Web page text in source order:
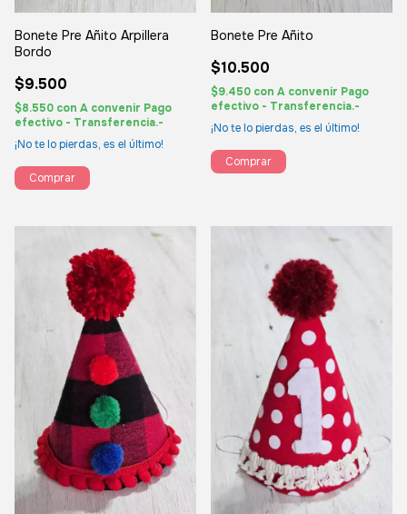
Bonete Pre Añito Arpillera
Bordo
$9.500
$8.550 con A convenir Pago
efectivo - Transferencia.-
¡No te lo pierdas, es el último!
Comprar
Bonete Pre Añito
$10.500
$9.450 con A convenir Pago
efectivo - Transferencia.-
¡No te lo pierdas, es el último!
Comprar